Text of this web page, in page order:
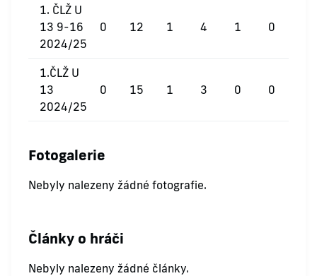
1. ČLŽ U
13 9-16
2024/25
0 12 1 4 1 0
1.ČLŽ U
13
2024/25
0 15 1 3 0 0
Fotogalerie
Nebyly nalezeny žádné fotografie.
Články o hráči
Nebyly nalezeny žádné články.